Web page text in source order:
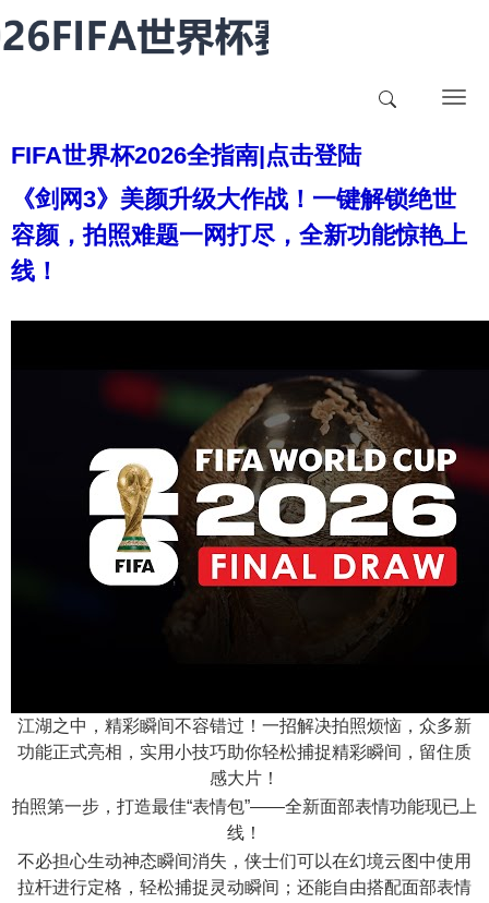
T
l
e
i
o
n
FIFA世界杯2026全指南|点击登陆
《剑网3》美颜升级大作战！一键解锁绝世
容颜，拍照难题一网打尽，全新功能惊艳上
线！
江湖之中，精彩瞬间不容错过！一招解决拍照烦恼，众多新
功能正式亮相，实用小技巧助你轻松捕捉精彩瞬间，留住质
感大片！
拍照第一步，打造最佳“表情包”——全新面部表情功能现已上
线！
不必担心生动神态瞬间消失，侠士们可以在幻境云图中使用
拉杆进行定格，轻松捕捉灵动瞬间；还能自由搭配面部表情